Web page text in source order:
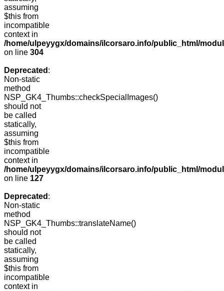
assuming
$this from
incompatible
context in
/home/ulpeyygx/domains/ilcorsaro.info/public_html/
on line 304
Deprecated :
Non-static
method
NSP_GK4_Thumbs::checkSpecialImages()
should not
be called
statically,
assuming
$this from
incompatible
context in
/home/ulpeyygx/domains/ilcorsaro.info/public_html/
on line 127
Deprecated :
Non-static
method
NSP_GK4_Thumbs::translateName()
should not
be called
statically,
assuming
$this from
incompatible
context in